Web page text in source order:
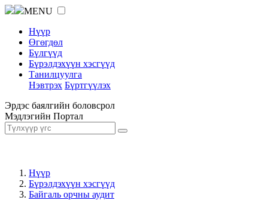
MENU
Нүүр
Өгөгдөл
Бүлгүүд
Бүрэлдэхүүн хэсгүүд
Танилцуулга
Нэвтрэх Бүртгүүлэх
Эрдэс баялгийн боловсрол
Мэдлэгийн Портал
Нүүр
Бүрэлдэхүүн хэсгүүд
Байгаль орчны аудит